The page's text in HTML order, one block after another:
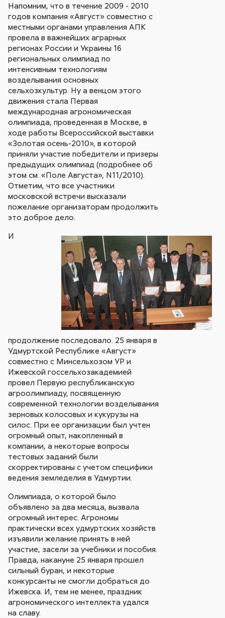
Напомним, что в течение 2009 - 2010
годов компания «Август» совместно с
местными органами управления АПК
провела в важнейших аграрных
регионах России и Украины 16
региональных олимпиад по
интенсивным технологиям
возделывания основных
сельхозкультур. Ну а венцом этого
движения стала Первая
международная агрономическая
олимпиада, проведенная в Москве, в
ходе работы Всероссийской выставки
«Золотая осень-2010», в которой
приняли участие победители и призеры
предыдущих олимпиад (подробнее об
этом см. «Поле Августа», N11/2010).
Отметим, что все участники
московской встречи высказали
пожелание организаторам продолжить
это доброе дело.
И
продолжение последовало. 25 января в
Удмуртской Республике «Август»
совместно с Минсельхозом УР и
Ижевской госсельхозакадемией
провел Первую республиканскую
агроолимпиаду, посвященную
современной технологии возделывания
зерновых колосовых и кукурузы на
силос. При ее организации был учтен
огромный опыт, накопленный в
компании, а некоторые вопросы
тестовых заданий были
скорректированы с учетом специфики
ведения земледелия в Удмуртии.
Олимпиада, о которой было
объявлено за два месяца, вызвала
огромный интерес. Агрономы
практически всех удмуртских хозяйств
изъявили желание принять в ней
участие, засели за учебники и пособия.
Правда, накануне 25 января прошел
сильный буран, и некоторые
конкурсанты не смогли добраться до
Ижевска. И, тем не менее, праздник
агрономического интеллекта удался
на славу.